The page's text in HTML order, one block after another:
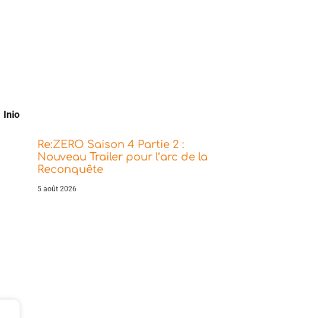
Inio
Re:ZERO Saison 4 Partie 2 :
Nouveau Trailer pour l’arc de la
Reconquête
5 août 2026